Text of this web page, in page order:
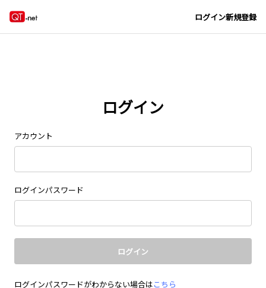
ログイン新規登録
ログイン
アカウント
ログインパスワード
ログイン
ログインパスワードがわからない場合はこちら